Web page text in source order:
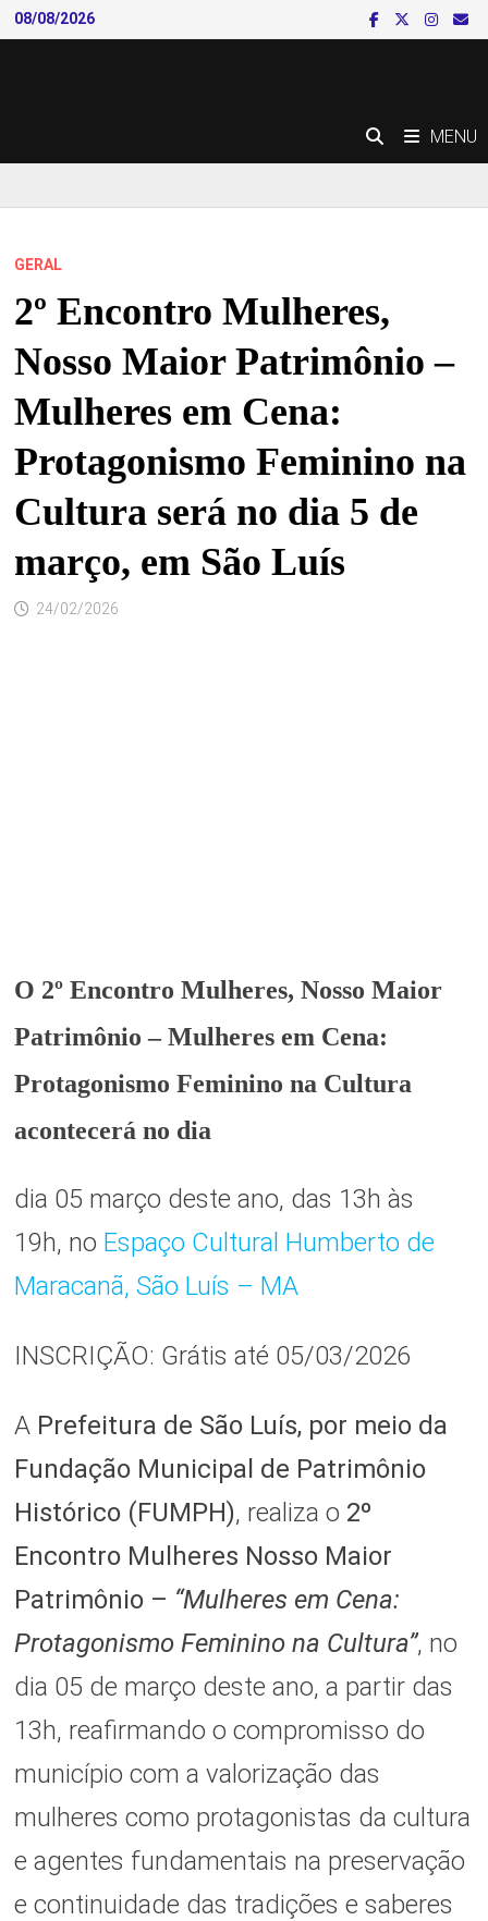
Skip
to
08/08/2026
MENU
GERAL
2º Encontro Mulheres,
Nosso Maior Patrimônio –
Mulheres em Cena:
Protagonismo Feminino na
Cultura será no dia 5 de
março, em São Luís
24/02/2026
O 2º Encontro Mulheres, Nosso Maior
Patrimônio – Mulheres em Cena:
Protagonismo Feminino na Cultura
acontecerá no dia
dia 05 março deste ano, das 13h às
19h, no Espaço Cultural Humberto de
Maracanã, São Luís – MA
INSCRIÇÃO: Grátis até 05/03/2026
A Prefeitura de São Luís, por meio da
Fundação Municipal de Patrimônio
Histórico (FUMPH), realiza o 2º
Encontro Mulheres Nosso Maior
Patrimônio – “Mulheres em Cena:
Protagonismo Feminino na Cultura”, no
dia 05 de março deste ano, a partir das
13h, reafirmando o compromisso do
município com a valorização das
mulheres como protagonistas da cultura
e agentes fundamentais na preservação
e continuidade das tradições e saberes